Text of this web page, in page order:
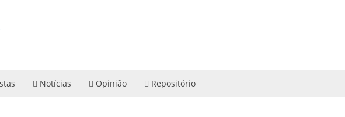
Notícias Opinião Repositório